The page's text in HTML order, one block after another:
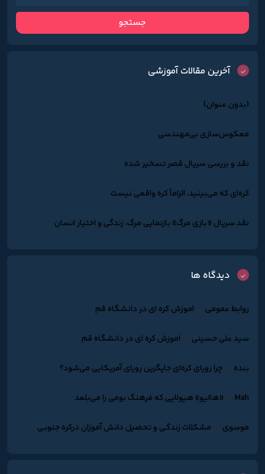
آخرین مقالات آموزشی
(بدون عنوان)
معکوس‌سازی بی‌مهندسی
نقد و بررسی سریال قصر تسخیر شده
کره‌ای که می‌بینید، الزاماً کره واقعی نیست
نقد سریال «بازی مرگ» بازنمایی مرگ، زندگی و اختیار انسان
دیدگاه ها
روابط عمومی دراموزش کره ای در دانشگاه قم
سید علی حسینی دراموزش کره ای در دانشگاه قم
بنده درچرا رویای کره‌ای جایگزین رویای آمریکایی می‌شود؟
Mah در«هالیو» هیولایی که فرهنگ بومی را می‌بلعد
موسوی درمشکلات زندگـی و تحصیل دانش آموزان درکره جنوبـی